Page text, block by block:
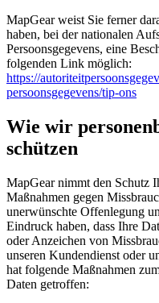
MapGear weist Sie ferner
haben, bei der nationalen
Persoonsgegevens, eine
folgenden Link möglich:
https://
persoonsgegevens/tip-ons
Wie wir
schützen
MapGear nimmt den Schutz
Maßnahmen gegen
unerwünschte Offenlegung
Eindruck haben, dass Ihre
oder Anzeichen von
unseren Kundendienst oder
hat folgende Maßnahmen
Daten getroffen: